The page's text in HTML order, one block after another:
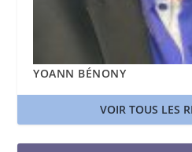
YOANN BÉNONY
VOIR TOUS LES